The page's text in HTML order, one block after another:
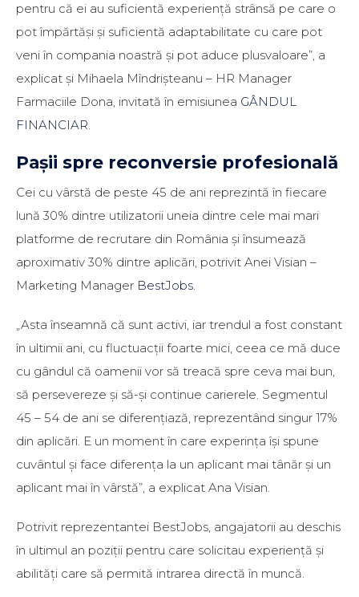
pentru că ei au suficientă experiență strânsă pe care o
pot împărtăși și suficientă adaptabilitate cu care pot
veni în compania noastră și pot aduce plusvaloare”, a
explicat și Mihaela Mîndrișteanu – HR Manager
Farmaciile Dona, invitată în emisiunea GÂNDUL
FINANCIAR.
Pașii spre reconversie profesională
Cei cu vârstă de peste 45 de ani reprezintă în fiecare
lună 30% dintre utilizatorii uneia dintre cele mai mari
platforme de recrutare din România și însumează
aproximativ 30% dintre aplicări, potrivit Anei Visian –
Marketing Manager BestJobs.
„Asta înseamnă că sunt activi, iar trendul a fost constant
în ultimii ani, cu fluctuacții foarte mici, ceea ce mă duce
cu gândul că oamenii vor să treacă spre ceva mai bun,
să persevereze și să-și continue carierele. Segmentul
45 – 54 de ani se diferențiază, reprezentând singur 17%
din aplicări. E un moment în care experința își spune
cuvântul și face diferența la un aplicant mai tânăr și un
aplicant mai în vârstă”, a explicat Ana Visian.
Potrivit reprezentantei BestJobs, angajatorii au deschis
în ultimul an poziții pentru care solicitau experiență și
abilități care să permită intrarea directă în muncă.